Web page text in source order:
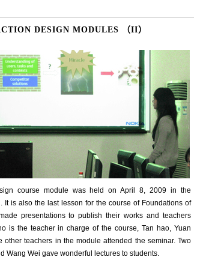
DESIGN MODULES （II）
course module was held on April 8, 2009 in the
It is also the last lesson for the course of Foundations of
presentations to publish their works and teachers
is the teacher in charge of the course, Tan hao, Yuan
other teachers in the module attended the seminar. Two
Wang Wei gave wonderful lectures to students.